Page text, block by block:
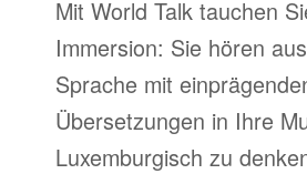
Mit World Talk tauchen
Immersion: Sie hören
Sprache mit
Übersetzungen in Ihre
Luxemburgisch zu